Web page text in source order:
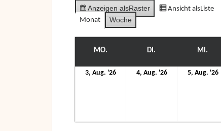
Anzeigen alsRaster Ansicht alsListe
Monat
Woche
MO. DI. MI.
3, Aug. '26 4, Aug. '264.
5, Aug. '265.